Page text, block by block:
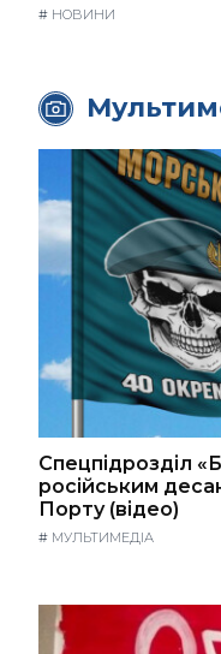
# НОВИНИ
Спецпідрозділ
російським
Порту (відео)
# МУЛЬТИМЕДІА